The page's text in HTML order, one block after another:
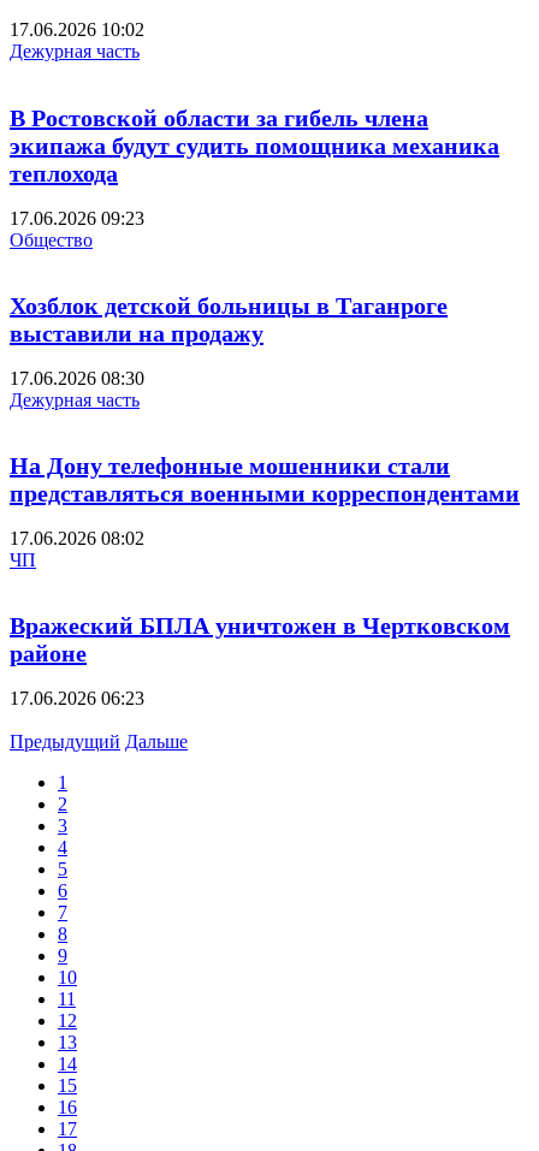
17.06.2026 10:02
Дежурная часть
В Ростовской области за гибель члена
экипажа будут судить помощника механика
теплохода
17.06.2026 09:23
Общество
Хозблок детской больницы в Таганроге
выставили на продажу
17.06.2026 08:30
Дежурная часть
На Дону телефонные мошенники стали
представляться военными корреспондентами
17.06.2026 08:02
ЧП
Вражеский БПЛА уничтожен в Чертковском
районе
17.06.2026 06:23
Предыдущий Дальше
1
2
3
4
5
6
7
8
9
10
11
12
13
14
15
16
17